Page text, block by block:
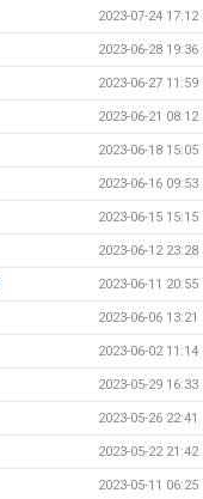
2023-07-24 17:12
2023-06-28 19:36
2023-06-27 11:59
2023-06-21 08:12
2023-06-18 15:05
2023-06-16 09:53
2023-06-15 15:15
2023-06-12 23:28
2023-06-11 20:55
2023-06-06 13:21
2023-06-02 11:14
2023-05-29 16:33
2023-05-26 22:41
2023-05-22 21:42
2023-05-11 06:25